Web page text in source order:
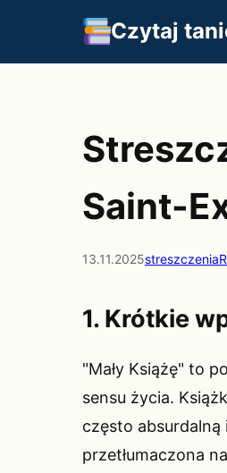
Czytaj
Saint-
13.11.2025streszczenia
1. Krótkie
"Mały Książę" to
sensu życia.
często
przetłumaczona